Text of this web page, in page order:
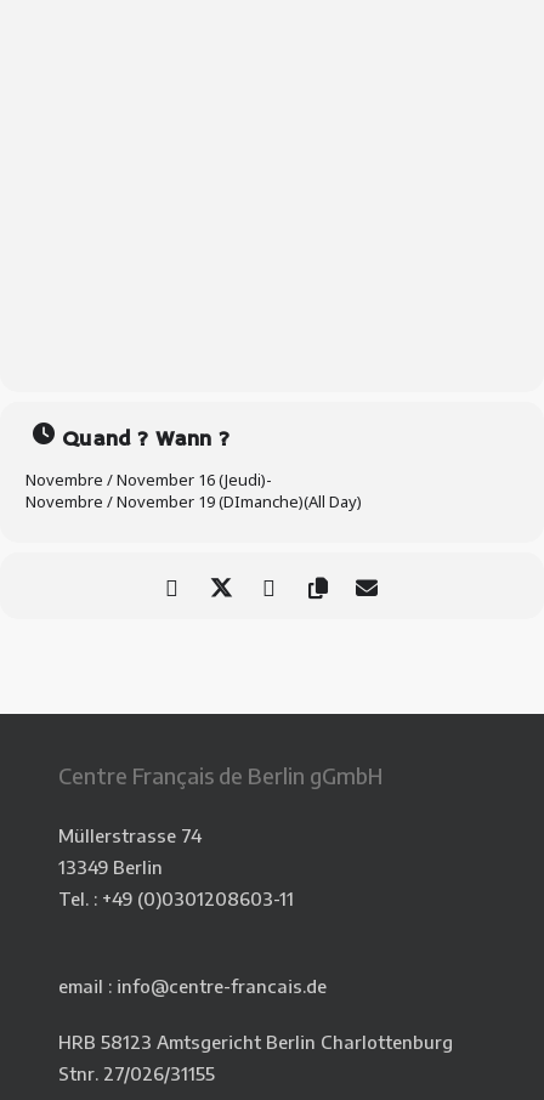
Quand ? Wann ?
Novembre / November 16 (Jeudi)-
Novembre / November 19 (DImanche)(All Day)
Centre Français de Berlin gGmbH
Müllerstrasse 74
13349 Berlin
Tel. : +49 (0)0301208603-11
email : info@centre-francais.de
HRB 58123 Amtsgericht Berlin Charlottenburg
Stnr. 27/026/31155